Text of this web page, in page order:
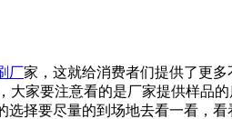
厂家，这就给消费者们提供了更
大家要注意看的是厂家提供样品的
择要尽量的到场地去看一看，